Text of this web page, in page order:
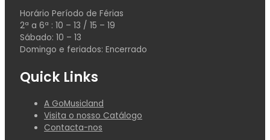
Horário Período de Férias
2ª a 6ª : 10 – 13 / 15 – 19
Sábado: 10 – 13
Domingo e feriados: Encerrado
Quick Links
A GoMusicland
Visita o nosso Catálogo
Contacta-nos